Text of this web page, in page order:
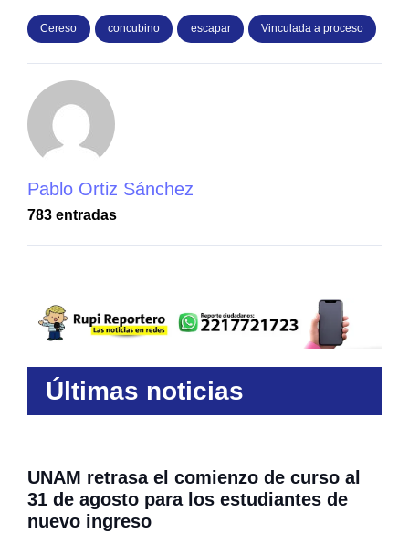
Cereso concubino escapar Vinculada a proceso
Pablo Ortiz Sánchez
783 entradas
Últimas noticias
UNAM retrasa el comienzo de curso al
31 de agosto para los estudiantes de
nuevo ingreso